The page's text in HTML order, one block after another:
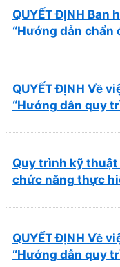
QUYẾT ĐỊNH Ban
“Hướng dẫn chẩn
QUYẾT ĐỊNH Về
“Hướng dẫn quy
Quy trình kỹ thuật
chức năng thực
QUYẾT ĐỊNH Về
“Hướng dẫn quy